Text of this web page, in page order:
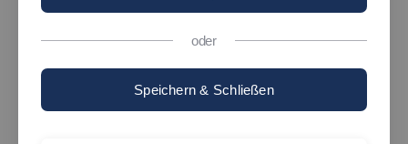
oder
Speichern & Schließen